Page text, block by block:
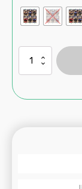
ilość
różne